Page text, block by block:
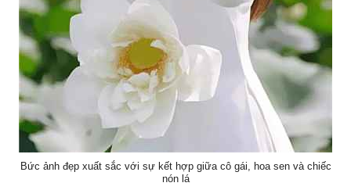
Bức ảnh đẹp xuất sắc với sự kết hợp giữa cô gái, hoa sen và chiếc
nón lá